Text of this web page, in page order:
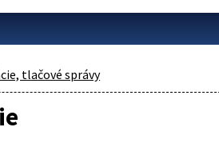
tlačové správy